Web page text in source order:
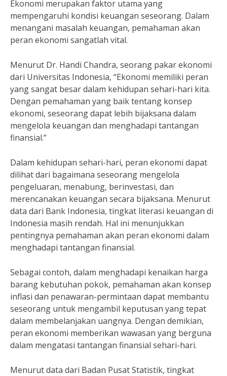
Ekonomi merupakan faktor utama yang
mempengaruhi kondisi keuangan seseorang. Dalam
menangani masalah keuangan, pemahaman akan
peran ekonomi sangatlah vital.
Menurut Dr. Handi Chandra, seorang pakar ekonomi
dari Universitas Indonesia, “Ekonomi memiliki peran
yang sangat besar dalam kehidupan sehari-hari kita.
Dengan pemahaman yang baik tentang konsep
ekonomi, seseorang dapat lebih bijaksana dalam
mengelola keuangan dan menghadapi tantangan
finansial.”
Dalam kehidupan sehari-hari, peran ekonomi dapat
dilihat dari bagaimana seseorang mengelola
pengeluaran, menabung, berinvestasi, dan
merencanakan keuangan secara bijaksana. Menurut
data dari Bank Indonesia, tingkat literasi keuangan di
Indonesia masih rendah. Hal ini menunjukkan
pentingnya pemahaman akan peran ekonomi dalam
menghadapi tantangan finansial.
Sebagai contoh, dalam menghadapi kenaikan harga
barang kebutuhan pokok, pemahaman akan konsep
inflasi dan penawaran-permintaan dapat membantu
seseorang untuk mengambil keputusan yang tepat
dalam membelanjakan uangnya. Dengan demikian,
peran ekonomi memberikan wawasan yang berguna
dalam mengatasi tantangan finansial sehari-hari.
Menurut data dari Badan Pusat Statistik, tingkat